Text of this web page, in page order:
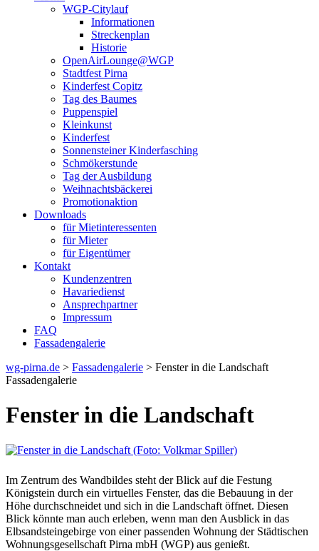
WGP-Citylauf
Informationen
Streckenplan
Historie
OpenAirLounge@WGP
Stadtfest Pirna
Kinderfest Copitz
Tag des Baumes
Puppenspiel
Kleinkunst
Kinderfest
Sonnensteiner Kinderfasching
Schmökerstunde
Tag der Ausbildung
Weihnachtsbäckerei
Promotionaktion
Downloads
für Mietinteressenten
für Mieter
für Eigentümer
Kontakt
Kundenzentren
Havariedienst
Ansprechpartner
Impressum
FAQ
Fassadengalerie
wg-pirna.de > Fassadengalerie > Fenster in die Landschaft
Fassadengalerie
Fenster in die Landschaft
Im Zentrum des Wandbildes steht der Blick auf die Festung
Königstein durch ein virtuelles Fenster, das die Bebauung in der
Höhe durchschneidet und sich in die Landschaft öffnet. Diesen
Blick könnte man auch erleben, wenn man den Ausblick in das
Elbsandsteingebirge von einer passenden Wohnung der Städtischen
Wohnungsgesellschaft Pirna mbH (WGP) aus genießt.